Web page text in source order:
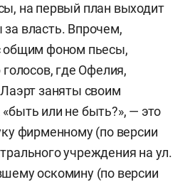
на первый план выходит
власть. Впрочем,
общим фоном пьесы,
голосов, где Офелия,
заняты своим
или не быть?», — это
фирменному (по версии
учреждения на ул.
оскомину (по версии